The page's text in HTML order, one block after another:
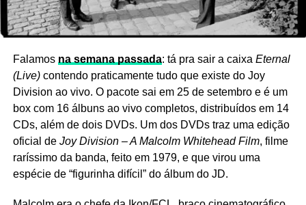
Falamos na semana passada: tá pra sair a caixa Eternal
(Live)contendo praticamente tudo que existe do Joy
Division ao vivo. O pacote sai em 25 de setembro e é um
box com 16 álbuns ao vivo completos, distribuídos em 14
CDs, além de dois DVDs. Um dos DVDs traz uma edição
oficial de Joy Division – A Malcolm Whitehead Film, filme
raríssimo da banda, feito em 1979, e que virou uma
espécie de “figurinha difícil” do álbum do JD.